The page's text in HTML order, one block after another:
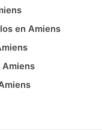
en Amiens
Amiens